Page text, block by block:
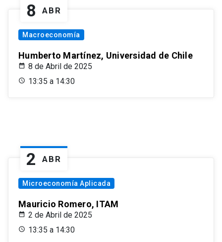
8 ABR
Macroeconomía
Humberto Martínez, Universidad de Chile
8 de Abril de 2025
13:35 a 14:30
2 ABR
Microeconomía Aplicada
Mauricio Romero, ITAM
2 de Abril de 2025
13:35 a 14:30